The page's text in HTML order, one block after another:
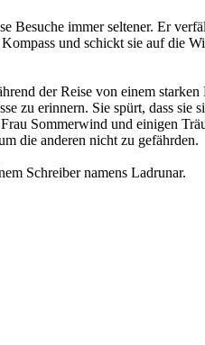
Besuche immer seltener. Er
und schickt sie auf die
der Reise von einem
erinnern. Sie spürt, dass sie
Sommerwind und einigen
die anderen nicht zu gefährden.
Schreiber namens Ladrunar.